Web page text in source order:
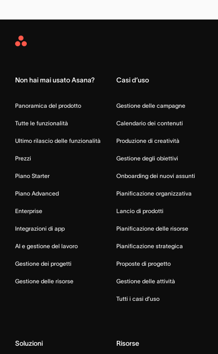
Asana
Non hai mai usato Asana?
Panoramica del prodotto
Tutte le funzionalità
Ultimo rilascio delle funzionalità
Prezzi
Piano Starter
Piano Advanced
Enterprise
Integrazioni di app
AI e gestione del lavoro
Gestione dei progetti
Gestione delle risorse
Casi d’uso
Gestione delle campagne
Calendario dei contenuti
Produzione di creatività
Gestione degli obiettivi
Onboarding dei nuovi assunti
Pianificazione organizzativa
Lancio di prodotti
Pianificazione delle risorse
Pianificazione strategica
Proposte di progetto
Gestione delle attività
Tutti i casi d’uso
Soluzioni Risorse